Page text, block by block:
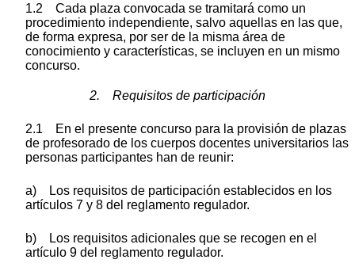
1.2 Cada plaza convocada se tramitará como un
procedimiento independiente, salvo aquellas en las que,
de forma expresa, por ser de la misma área de
conocimiento y características, se incluyen en un mismo
concurso.
2. Requisitos de participación
2.1 En el presente concurso para la provisión de plazas
de profesorado de los cuerpos docentes universitarios las
personas participantes han de reunir:
a) Los requisitos de participación establecidos en los
artículos 7 y 8 del reglamento regulador.
b) Los requisitos adicionales que se recogen en el
artículo 9 del reglamento regulador.